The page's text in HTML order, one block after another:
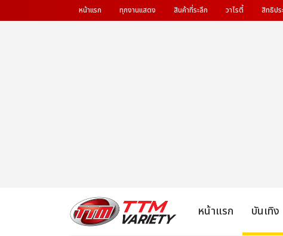
หน้าแรก ทุกงานแสดง สินค้าที่ระลึก วาไรตี้ สิทธิปร
หน้าแรก บันเทิง